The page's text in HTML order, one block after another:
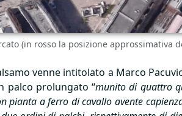
(in rosso la posizione approssimativa
venne intitolato a Marco
palco prolungato “munito di quattro
pianta a ferro di cavallo avente